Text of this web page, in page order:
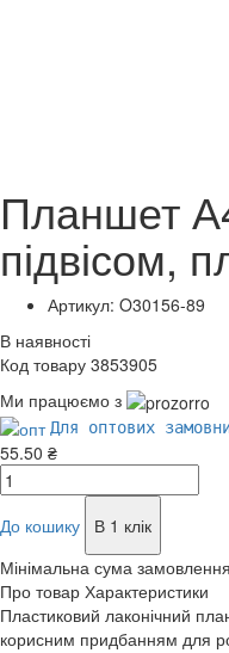
Планшет
підвісом,
Артикул: O30156-89
В наявності
Код товару 3853905
Ми працюємо з
Для оптових
55.50 ₴
До кошику
В 1 клік
Мінімальна сума
Про товар Характеристики
Пластиковий лаконічний
корисним придбанням для